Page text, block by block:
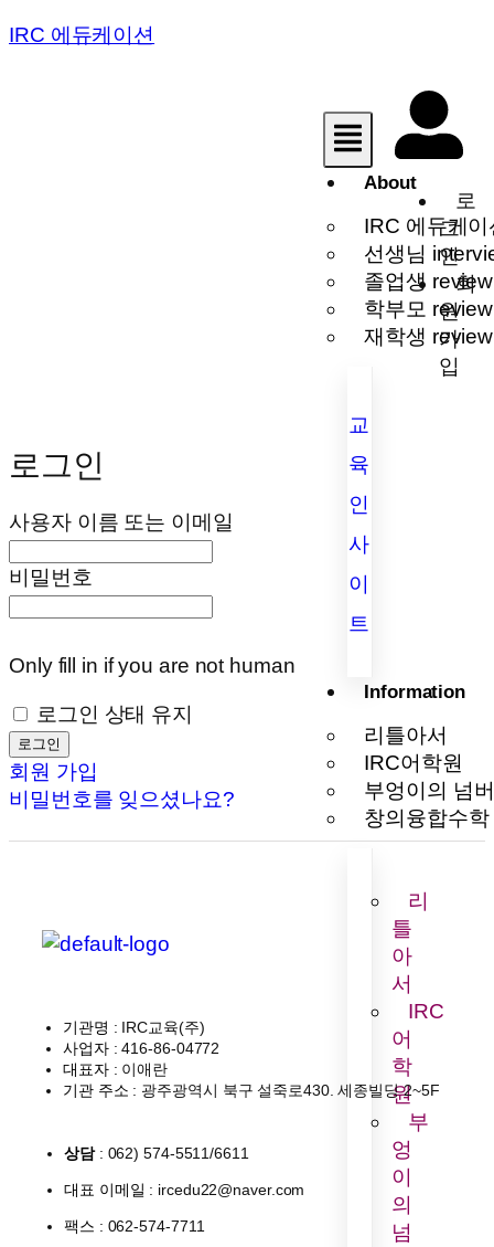
IRC 에듀케이션
About
IRC 에듀케이
선생님
졸업생 review
학부모 review
재학생 review
교
육
인
사
이
트
Information
리틀아서
IRC어학원
부엉이의 넘
창의융합수학
리
틀
아
서
IRC
어
학
원
부
엉
이
의
넘
로
그
인
회
원
가
입
로그인
사용자 이름 또는 이메일
비밀번호
Only fill in if you are not human
로그인 상태 유지
회원 가입
비밀번호를 잊으셨나요?
기관명 : IRC교육(주)
사업자: 416-86-04772
대표자: 이애란
기관 주소 : 광주광역시 북구 설죽로430. 세종빌딩 2~5F
상담: 062) 574-5511/6611
대표 이메일 : ircedu22@naver.com
팩스 : 062-574-7711